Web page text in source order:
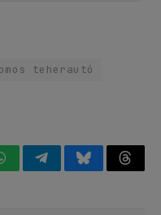
teherautó
TelegramBluesky